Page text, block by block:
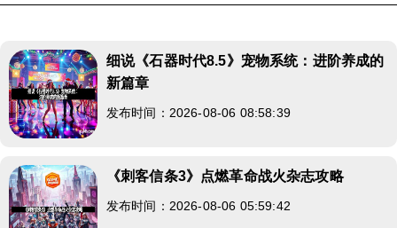
细说《石器时代8.5》宠物系统：进阶养成的
新篇章
发布时间：2026-08-06 08:58:39
《刺客信条3》点燃革命战火杂志攻略
发布时间：2026-08-06 05:59:42